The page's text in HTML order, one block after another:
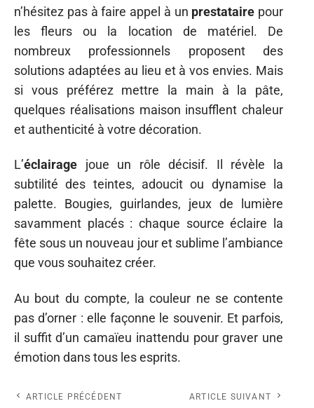
n’hésitez pas à faire appel à un prestataire pour
les fleurs ou la location de matériel. De
nombreux professionnels proposent des
solutions adaptées au lieu et à vos envies. Mais
si vous préférez mettre la main à la pâte,
quelques réalisations maison insufflent chaleur
et authenticité à votre décoration.
L’éclairage joue un rôle décisif. Il révèle la
subtilité des teintes, adoucit ou dynamise la
palette. Bougies, guirlandes, jeux de lumière
savamment placés : chaque source éclaire la
fête sous un nouveau jour et sublime l’ambiance
que vous souhaitez créer.
Au bout du compte, la couleur ne se contente
pas d’orner : elle façonne le souvenir. Et parfois,
il suffit d’un camaïeu inattendu pour graver une
émotion dans tous les esprits.
ARTICLE PRÉCÉDENT ARTICLE SUIVANT